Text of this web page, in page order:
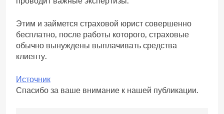
Этим и займется страховой юрист совершенно
бесплатно, после работы которого, страховые
обычно вынуждены выплачивать средства
клиенту.
Источник
Спасибо за ваше внимание к нашей публикации.